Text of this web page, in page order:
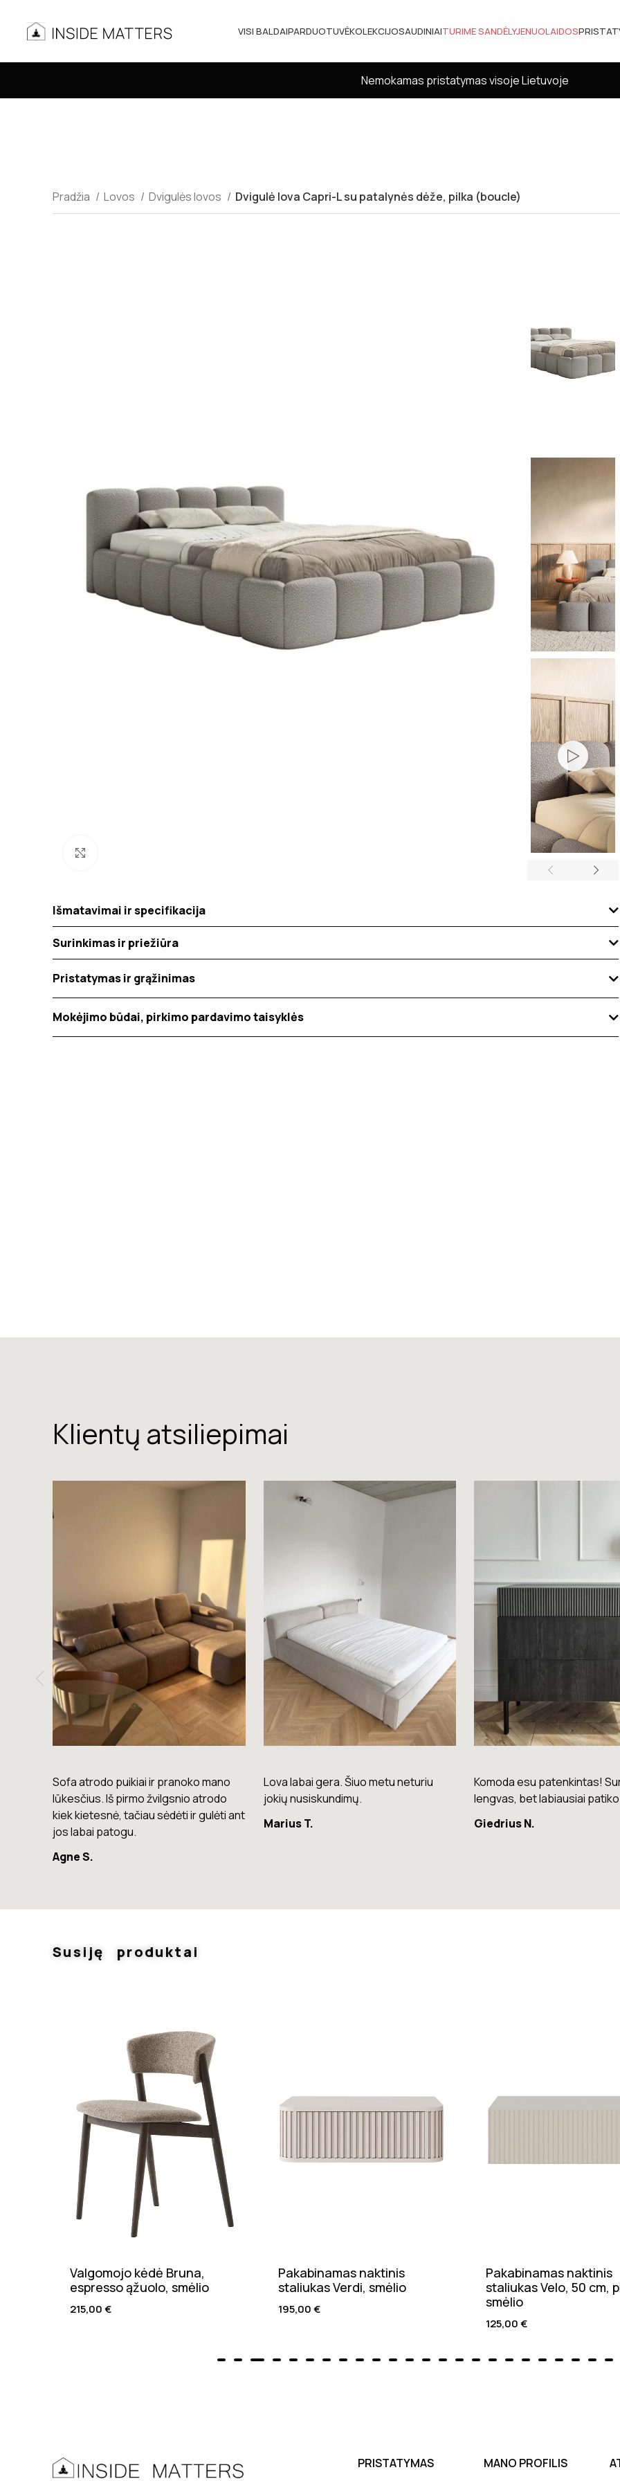
VISI BALDAIPARDUOTUVĖKOLEKCIJOSAUDINIAITURIME SANDĖLYJENUOLAIDOS
Nemokamas pristatymas visoje Lietuvoje
Pradžia Lovos Dvigulės lovos Dvigulė lova Capri-L su patalynės dėže, pilka (boucle)
Išmatavimai ir specifikacija
Surinkimas ir priežiūra
Pristatymas ir grąžinimas
Mokėjimo būdai, pirkimo pardavimo taisyklės
Klientų atsiliepimai
Lova labai gera. Šiuo metu neturiu
jokių nusiskundimų.
Marius T.
Komoda esu patenkintas! Surinkimas
lengvas, bet labiausiai patiko spalva.
Giedrius N.
Puikios kokybės kėdės –
patogios ir stilingos.
Raminta G.
Susiję produktai
Valgomojo kėdė Bruna,
espresso ąžuolo, smėlio
215,00€
Pakabinamas naktinis
staliukas Verdi, smėlio
195,00€
Pakabinamas naktinis
staliukas Velo, 50 cm,
smėlio
125,00€
PRISTATYMAS MANO PROFILIS